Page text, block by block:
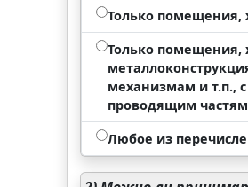
Только помещения,
Только помещения,
механизмам и т.п.,
проводящим
Любое из